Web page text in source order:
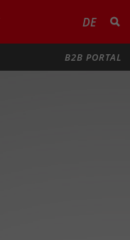
DE
B2B PORTAL